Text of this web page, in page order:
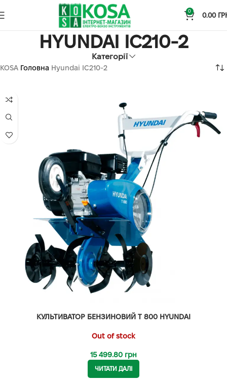
0
0.00
HYUNDAI IC210-2
Категорії
KOSA Головна Hyundai IC210-2
КУЛЬТИВАТОР БЕНЗИНОВИЙ T 800 HYUNDAI
Out of stock
15 499.80 грн
ЧИТАТИ ДАЛІ